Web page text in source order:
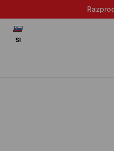
SI